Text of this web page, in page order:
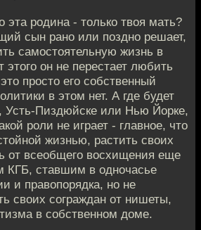
родина - только твоя мать?
сын рано или поздно решает,
самостоятельную жизнь в
он не перестает любить
просто его собственный
в этом нет. А где будет
Усть-Пиздюйске или Нью Йорке,
роли не играет - главное, что
жизнью, растить своих
от всеобщего восхищения еще
КГБ, ставшим в одночасье
и правопорядка, но не
своих сограждан от нишеты,
в собственном доме.